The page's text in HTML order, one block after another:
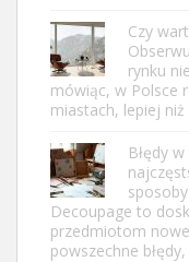
Czy
rynku
mówiąc, w Polsce
miastach, lepiej
Błędy
Decoupage to
przedmiotom
powszechne